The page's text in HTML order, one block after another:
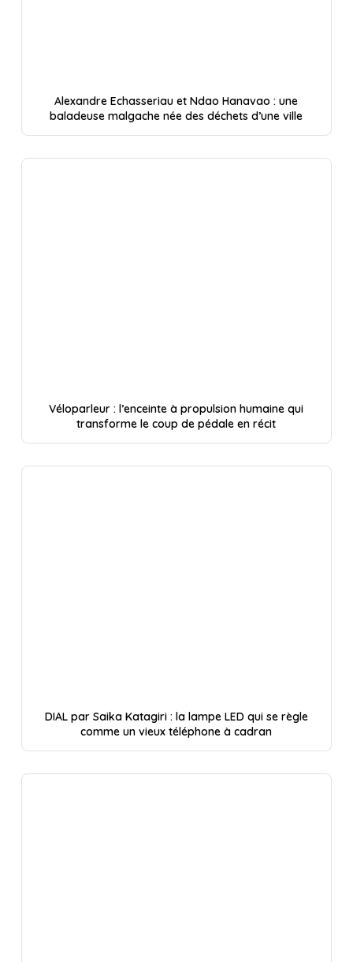
Alexandre Echasseriau et Ndao Hanavao : une
baladeuse malgache née des déchets d’une ville
Véloparleur : l’enceinte à propulsion humaine qui
transforme le coup de pédale en récit
DIAL par Saika Katagiri : la lampe LED qui se règle
comme un vieux téléphone à cadran